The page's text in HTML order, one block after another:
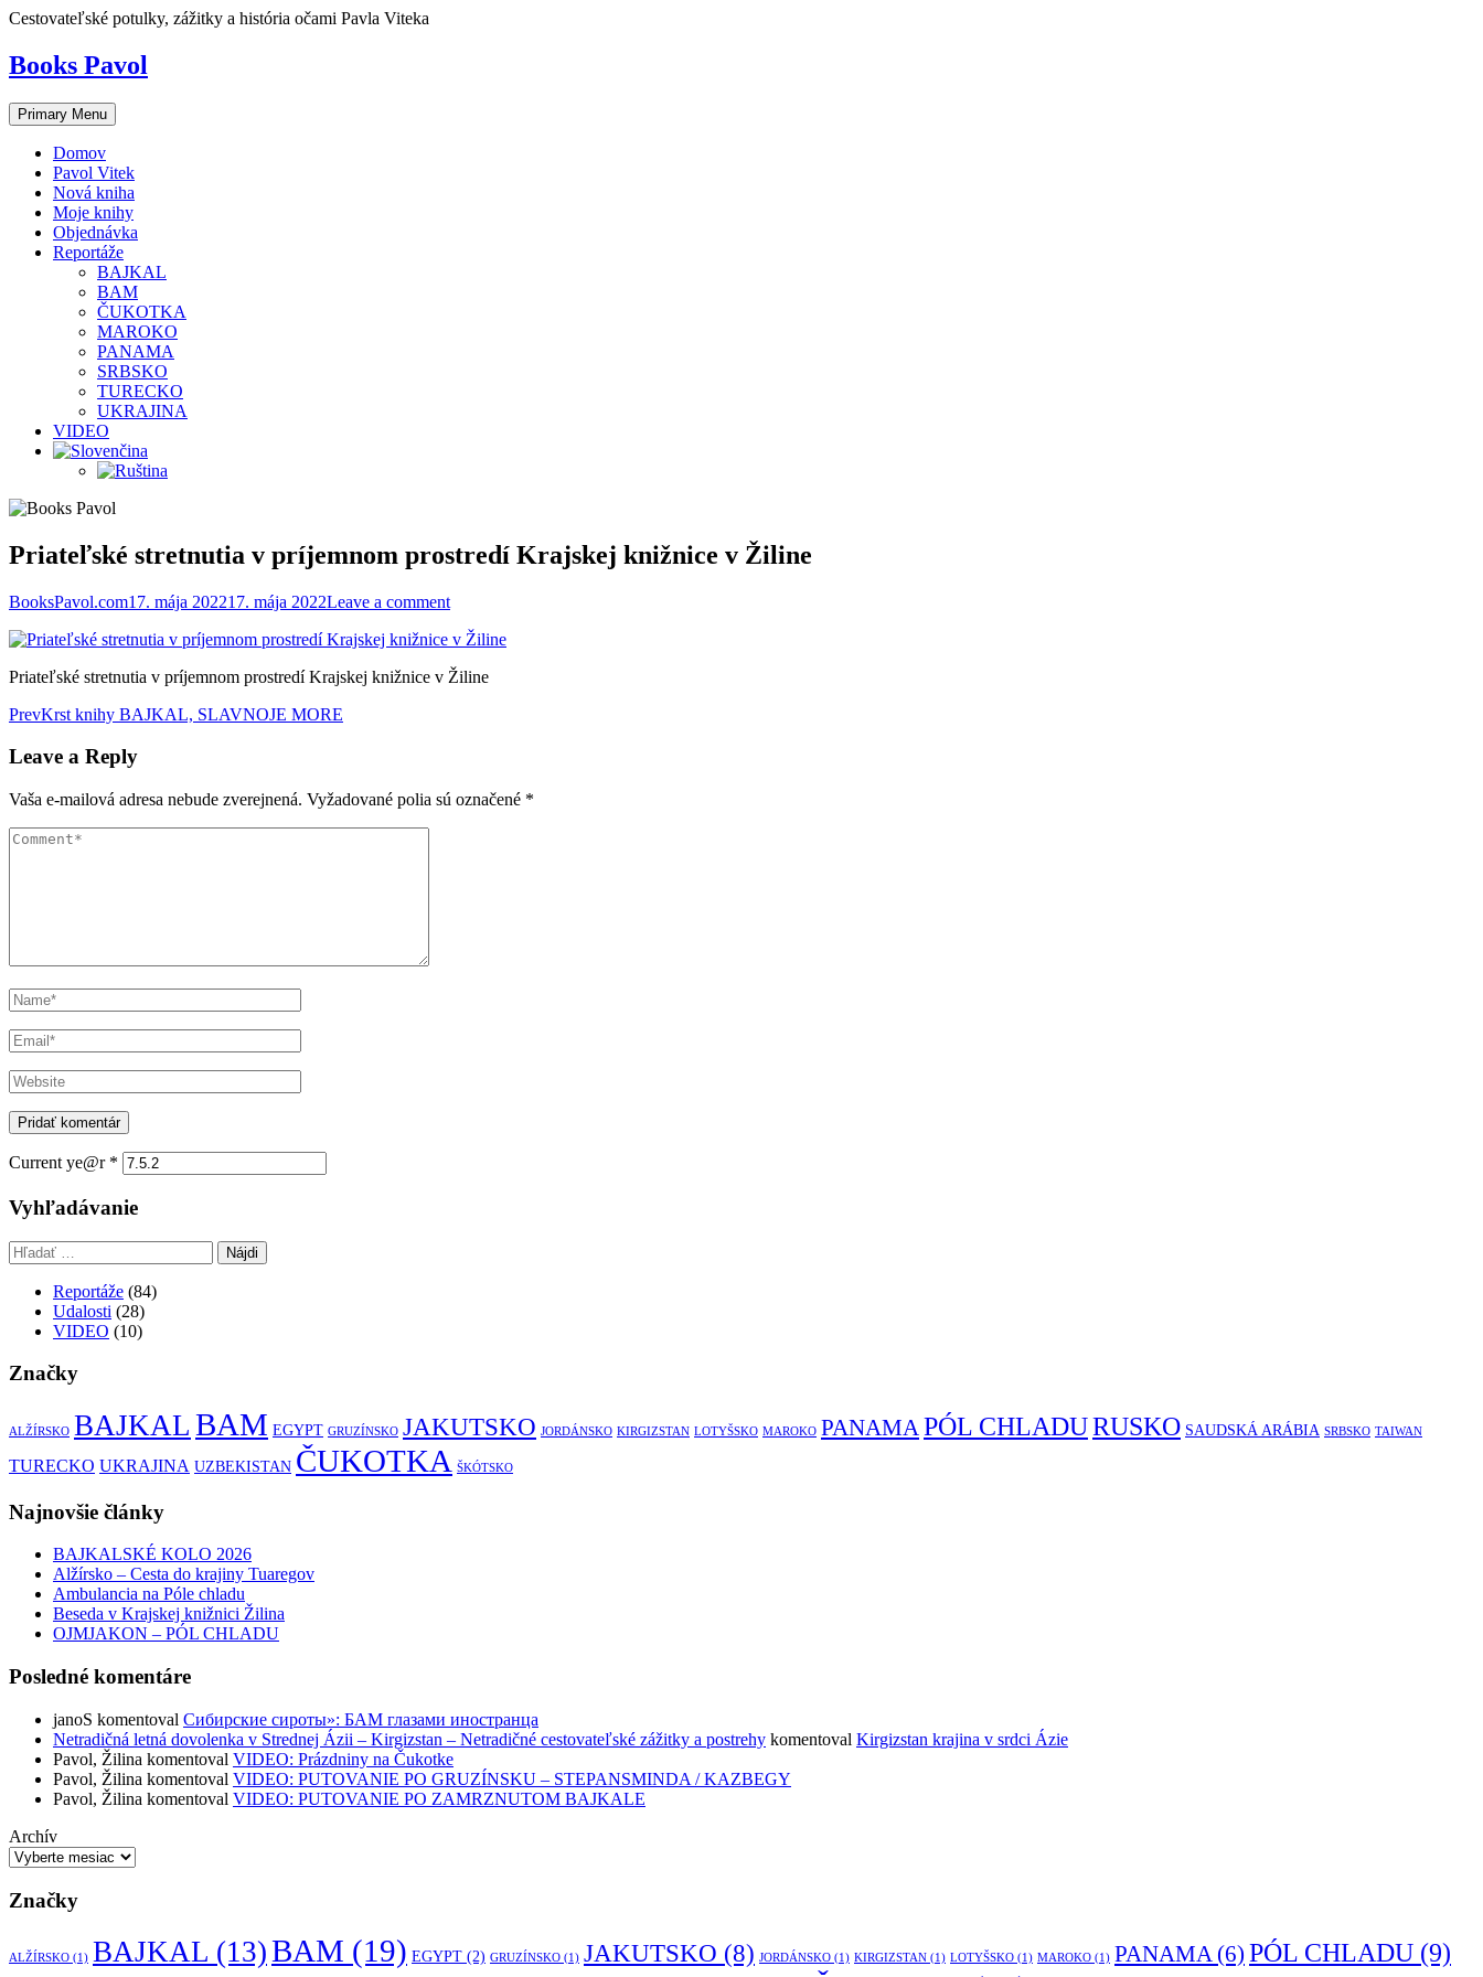
Skip
content
Cestovateľské potulky, zážitky a história očami Pavla Viteka
Books Pavol
Primary Menu
Domov
Pavol Vitek
Nová kniha
Moje knihy
Objednávka
Reportáže
BAJKAL
BAM
ČUKOTKA
MAROKO
PANAMA
SRBSKO
TURECKO
UKRAJINA
VIDEO
Priateľské stretnutia v príjemnom prostredí Krajskej knižnice v Žiline
BooksPavol.com17. mája 202217. mája 2022Leave a comment
Priateľské stretnutia v príjemnom prostredí Krajskej knižnice v Žiline
Post
navigation
PrevKrst knihy BAJKAL, SLAVNOJE MORE
Leave a Reply
Vaša e-mailová adresa nebude zverejnená. Vyžadované polia sú označené *
Current ye@r *
Vyhľadávanie
Hľadať:
Reportáže (84)
Udalosti (28)
VIDEO (10)
Značky
ALŽÍRSKO BAJKAL BAM EGYPT GRUZÍNSKO JAKUTSKO JORDÁNSKO KIRGIZSTAN LOTYŠSKO MAROKO PANAMAPÓL CHLADURUSKO SAUDSKÁ ARÁBIA SRBSKO TAIWAN
TURECKO UKRAJINA UZBEKISTAN ČUKOTKA ŠKÓTSKO
Najnovšie články
BAJKALSKÉ KOLO 2026
Alžírsko – Cesta do krajiny Tuaregov
Ambulancia na Póle chladu
Beseda v Krajskej knižnici Žilina
OJMJAKON – PÓL CHLADU
Posledné komentáre
janoS komentoval Сибирские сироты»: БАМ глазами иностранца
Netradičná letná dovolenka v Strednej Ázii – Kirgizstan – Netradičné cestovateľské zážitky a postrehy komentoval Kirgizstan krajina v srdci Ázie
Pavol, Žilina komentoval VIDEO: Prázdniny na Čukotke
Pavol, Žilina komentoval VIDEO: PUTOVANIE PO GRUZÍNSKU – STEPANSMINDA / KAZBEGY
Pavol, Žilina komentoval VIDEO: PUTOVANIE PO ZAMRZNUTOM BAJKALE
Archív
Značky
ALŽÍRSKO (1) BAJKAL (13)BAM (19) EGYPT (2) GRUZÍNSKO (1) JAKUTSKO (8) JORDÁNSKO (1) KIRGIZSTAN (1) LOTYŠSKO (1) MAROKO (1) PANAMA(6) PÓL CHLADU (9)